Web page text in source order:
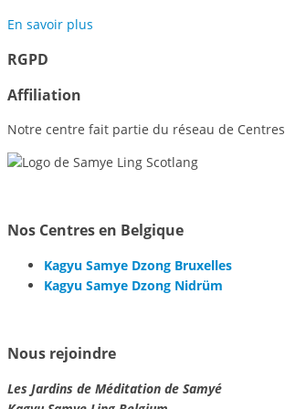
En savoir plus
RGPD
Affiliation
Notre centre fait partie du réseau de Centres
Nos Centres en Belgique
Kagyu Samye Dzong Bruxelles
Kagyu Samye Dzong Nidrüm
Nous rejoindre
Les Jardins de Méditation de Samyé